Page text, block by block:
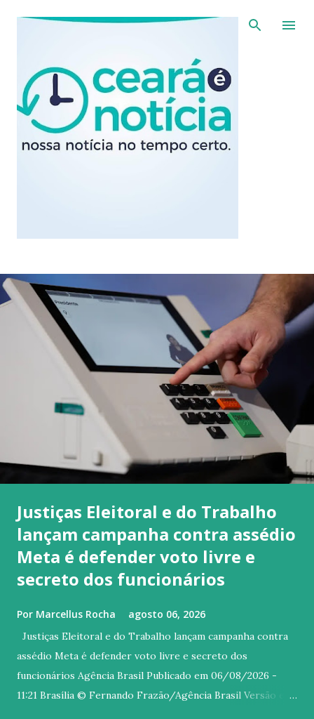
Pular para o conteúdo principal
Justiças Eleitoral e do Trabalho
lançam campanha contra assédio
Meta é defender voto livre e
secreto dos funcionários
Por Marcellus Rocha agosto 06, 2026
Justiças Eleitoral e do Trabalho lançam campanha contra
assédio Meta é defender voto livre e secreto dos
funcionários Agência Brasil Publicado em 06/08/2026 -
11:21 Brasília © Fernando Frazão/Agência Brasil Versão em